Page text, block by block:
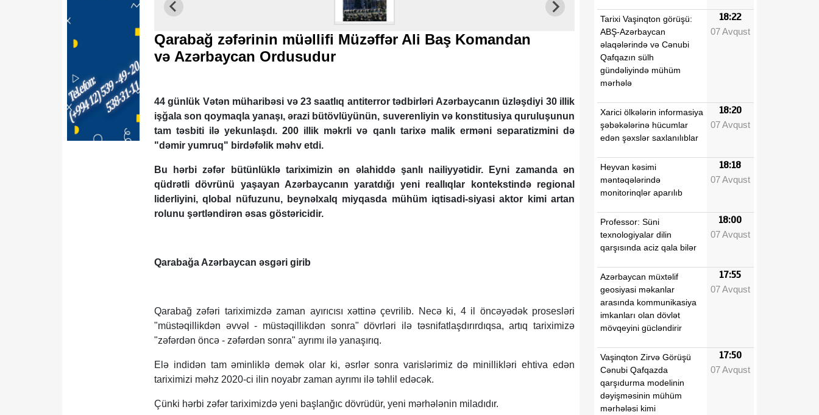
Qarabağ zəfərinin müəllifi Müzəffər Ali Baş Komandan
və Azərbaycan Ordusudur
44 günlük Vətən müharibəsi və 23 saatlıq antiterror tədbirləri Azərbaycanın üzləşdiyi 30 illik
işğala son qoymaqla yanaşı, ərazi bütövlüyünün, suverenliyin və konstitusiya quruluşunun
tam təsbiti ilə yekunlaşdı. 200 illik məkrli və qanlı tarixə malik erməni separatizmini də
"dəmir yumruq" birdəfəlik məhv etdi.
Bu hərbi zəfər bütünlüklə tariximizin ən əlahiddə şanlı nailiyyətidir. Eyni zamanda ən
qüdrətli dövrünü yaşayan Azərbaycanın yaratdığı yeni reallıqlar kontekstində regional
liderliyini, qlobal nüfuzunu, beynəlxalq miyqasda mühüm iqtisadi-siyasi aktor kimi artan
rolunu şərtləndirən əsas göstəricidir.
Qarabağa Azərbaycan əsgəri girib
Qarabağ zəfəri tariximizdə zaman ayırıcısı xəttinə çevrilib. Necə ki, 4 il öncəyədək prosesləri
"müstəqillikdən əvvəl - müstəqillikdən sonra" dövrləri ilə təsnifatlaşdırırdıqsa, artıq tariximizə
"zəfərdən öncə - zəfərdən sonra" ayrımı ilə yanaşırıq.
Elə indidən tam əminliklə demək olar ki, əsrlər sonra varislərimiz də minillikləri ehtiva edən
tariximizi məhz 2020-ci ilin noyabr zaman ayrımı ilə təhlil edəcək.
Çünki hərbi zəfər tariximizdə yeni başlanğıc dövrüdür, yeni mərhələnin miladıdır.
Tarixi Vaşinqton görüşü:
ABŞ-Azərbaycan
əlaqələrində və Cənubi
Qafqazın sülh
gündəliyində mühüm
mərhələ
18:22
07 Avqust
Xarici ölkələrin informasiya
şəbəkələrinə hücumlar
edən şəxslər saxlanılıblar
18:20
07 Avqust
Heyvan kəsimi
məntəqələrində
monitorinqlər aparılıb
18:18
07 Avqust
Professor: Süni
texnologiyalar dilin
qarşısında aciz qala bilər
18:00
07 Avqust
Azərbaycan müxtəlif
geosiyasi məkanlar
arasında kommunikasiya
imkanları olan dövlət
mövqeyini gücləndirir
17:55
07 Avqust
Vaşinqton Zirvə Görüşü
Cənubi Qafqazda
qarşıdurma modelinin
dəyişməsinin mühüm
mərhələsi kimi
17:50
07 Avqust